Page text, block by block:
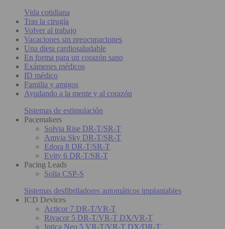
Vida cotidiana
Tras la cirugía
Volver al trabajo
Vacaciones sin preocupaciones
Una dieta cardiosaludable
En forma para un corazón sano
Exámenes médicos
ID médico
Familia y amigos
Ayudando a la mente y al corazón
Sistemas de estimulación
Pacemakers
Solvia Rise DR-T/SR-T
Amvia Sky DR-T/SR-T
Edora 8 DR-T/SR-T
Evity 6 DR-T/SR-T
Pacing Leads
Solia CSP-S
Sistemas desfibriladores automáticos implantables
ICD Devices
Acticor 7 DR-T/VR-T
Rivacor 5 DR-T/VR-T DX/VR-T
Intica Neo 5 VR-T/VR-T DX/DR-T